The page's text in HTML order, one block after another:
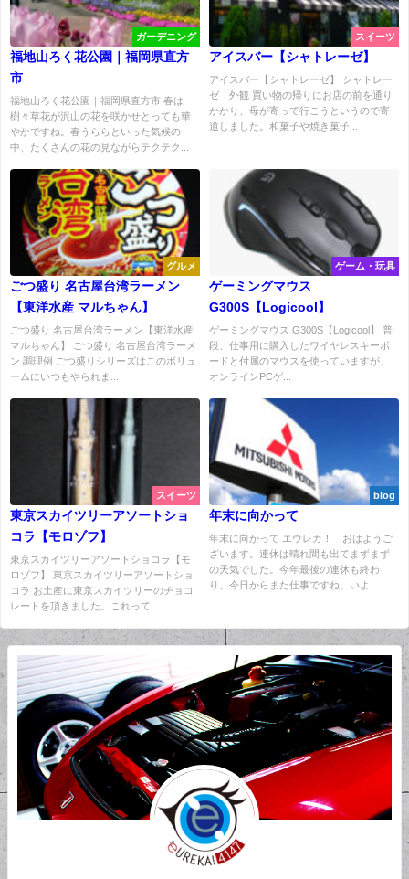
ガーデニング
福地山ろく花公園｜福岡県直方
市
福地山ろく花公園｜福岡県直方市 春は
樹々草花が沢山の花を咲かせとっても華
やかですね。春うららといった気候の
中、たくさんの花の見ながらテクテク...
スイーツ
アイスバー【シャトレーゼ】
アイスバー【シャトレーゼ】 シャトレー
ゼ 外観 買い物の帰りにお店の前を通り
かかり、母が寄って行こうというので寄
道しました。和菓子や焼き菓子...
グルメ
ごつ盛り 名古屋台湾ラーメン
【東洋水産 マルちゃん】
ごつ盛り 名古屋台湾ラーメン【東洋水産
マルちゃん】 ごつ盛り 名古屋台湾ラーメ
ン 調理例 ごつ盛りシリーズはこのボリュ
ームにいつもやられま...
ゲーム・玩具
ゲーミングマウス
G300S【Logicool】
ゲーミングマウス G300S【Logicool】 普
段、仕事用に購入したワイヤレスキーボ
ードと付属のマウスを使っていますが、
オンラインPCゲ...
スイーツ
東京スカイツリーアソートショ
コラ【モロゾフ】
東京スカイツリーアソートショコラ【モ
ロゾフ】 東京スカイツリーアソートショ
コラ お土産に東京スカイツリーのチョコ
レートを頂きました。これって...
blog
年末に向かって
年末に向かって エウレカ！ おはようご
ざいます。連休は晴れ間も出てまずまず
の天気でした。今年最後の連休も終わ
り、今日からまた仕事ですね。いよ...